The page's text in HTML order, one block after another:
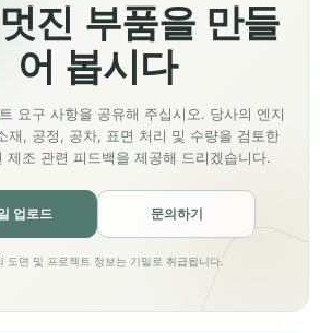
진 부품을 만들
어 봅시다
요구 사항을 공유해 주십시오. 당사의 엔지
재, 공정, 공차, 표면 처리 및 수량을 검토한
제조 관련 피드백을 제공해 드리겠습니다.
업로드 문의하기
도면 및 프로젝트 정보는 기밀로 취급됩니다.